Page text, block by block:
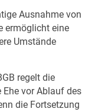
Ausnahme von
ermöglicht eine
Umstände
regelt die
vor Ablauf des
die Fortsetzung